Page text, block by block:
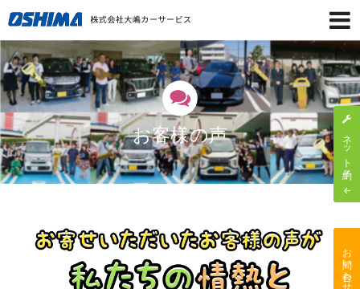
お客様の声 ネット予約
お問い合わせ